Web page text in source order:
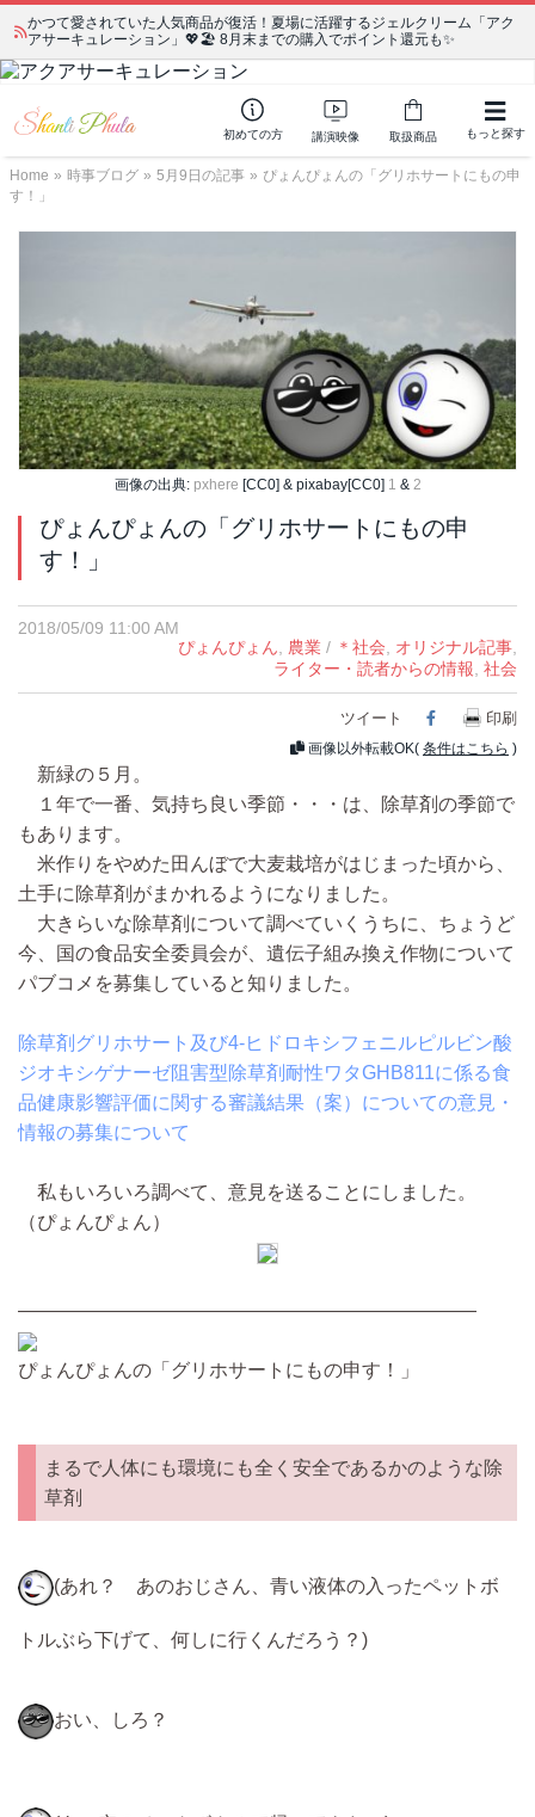
かつて愛されていた人気商品が復活！夏場に活躍するジェルクリーム「アク
アサーキュレーション」💖🏖️ 8月末までの購入でポイント還元も✨
初めての方 講演映像 取扱商品 もっと探す
Home » 時事ブログ » 5月9日の記事 » ぴょんぴょんの「グリホサートにもの申
す！」
画像の出典: pxhere [CC0] & pixabay[CC0] 1 & 2
ぴょんぴょんの「グリホサートにもの申
す！」
2018/05/09 11:00 AM
ぴょんぴょん, 農業 / ＊社会, オリジナル記事,
ライター・読者からの情報, 社会
ツイート Facebook
印刷
画像以外転載OK( 条件はこちら )
新緑の５月。
１年で一番、気持ち良い季節・・・は、除草剤の季節で
もあります。
米作りをやめた田んぼで大麦栽培がはじまった頃から、
土手に除草剤がまかれるようになりました。
大きらいな除草剤について調べていくうちに、ちょうど
今、国の食品安全委員会が、遺伝子組み換え作物について
パブコメを募集していると知りました。
除草剤グリホサート及び4-ヒドロキシフェニルピルビン酸
ジオキシゲナーゼ阻害型除草剤耐性ワタGHB811に係る食
品健康影響評価に関する審議結果（案）についての意見・
情報の募集について
私もいろいろ調べて、意見を送ることにしました。
（ぴょんぴょん）
————————————————————————
ぴょんぴょんの「グリホサートにもの申す！」
まるで人体にも環境にも全く安全であるかのような除
草剤
(あれ？ あのおじさん、青い液体の入ったペットボ
トルぶら下げて、何しに行くんだろう？)
おい、しろ？